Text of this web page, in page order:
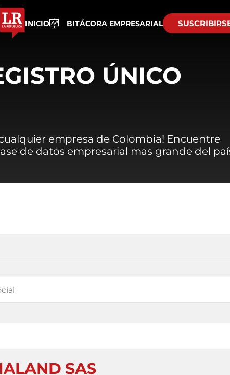
INICIO BITÁCORA EMPRESARIAL
ÚNICO
empresa de Colombia! Encuentre
de datos empresarial mas grande del
SAS